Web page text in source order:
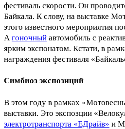
фестиваль скорости. Он
Байкала. К слову, на выставке
этого известного мероприятия
А гоночный автомобиль с
ярким экспонатом. Кстати, в
награждения фестиваля
Симбиоз экспозиций
В этом году в рамках
выставки. Это экспозции
электротранспорта «ЕДрайв» и